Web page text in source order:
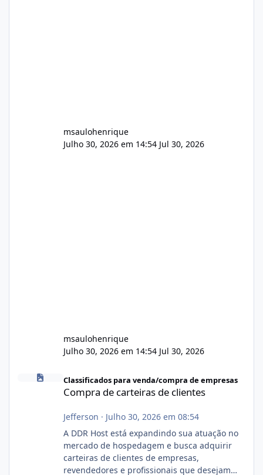
msaulohenrique
Julho 30, 2026 em 14:54 Jul 30, 2026
msaulohenrique
Julho 30, 2026 em 14:54 Jul 30, 2026
Compra de carteiras de clientes
Classificados para venda/compra de empresas
Compra de carteiras de clientes
Jefferson · Julho 30, 2026 em 08:54
A DDR Host está expandindo sua atuação no
mercado de hospedagem e busca adquirir
carteiras de clientes de empresas,
revendedores e profissionais que desejam